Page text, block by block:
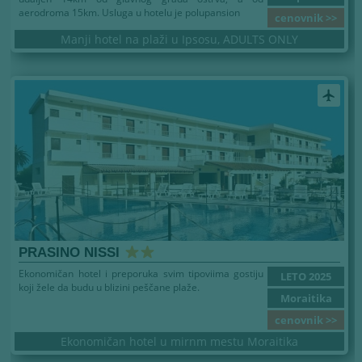
cenovnik >>
aerodroma 15km. Usluga u hotelu je polupansion
Manji hotel na plaži u Ipsosu, ADULTS ONLY
airplanemode_active
PRASINO NISSI
LETO 2025
Moraitika
cenovnik >>
Ekonomičan hotel i preporuka svim tipoviima gostiju
koji žele da budu u blizini peščane plaže.
Ekonomičan hotel u mirnm mestu Moraitika